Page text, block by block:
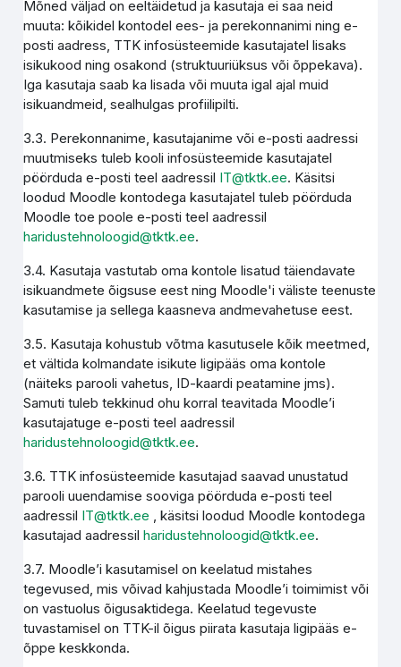
Mõned väljad on eeltäidetud ja kasutaja ei saa neid
muuta: kõikidel kontodel ees- ja perekonnanimi ning e-
posti aadress, TTK infosüsteemide kasutajatel lisaks
isikukood ning osakond (struktuuriüksus või õppekava).
Iga kasutaja saab ka lisada või muuta igal ajal muid
isikuandmeid, sealhulgas profiilipilti.
3.3. Perekonnanime, kasutajanime või e-posti aadressi
muutmiseks tuleb kooli infosüsteemide kasutajatel
pöörduda e-posti teel aadressil IT@tktk.ee. Käsitsi
loodud Moodle kontodega kasutajatel tuleb pöörduda
Moodle toe poole e-posti teel aadressil
haridustehnoloogid@tktk.ee.
3.4. Kasutaja vastutab oma kontole lisatud täiendavate
isikuandmete õigsuse eest ning Moodle'i väliste teenuste
kasutamise ja sellega kaasneva andmevahetuse eest.
3.5. Kasutaja kohustub võtma kasutusele kõik meetmed,
et vältida kolmandate isikute ligipääs oma kontole
(näiteks parooli vahetus, ID-kaardi peatamine jms).
Samuti tuleb tekkinud ohu korral teavitada Moodle’i
kasutajatuge e-posti teel aadressil
haridustehnoloogid@tktk.ee.
3.6. TTK infosüsteemide kasutajad saavad unustatud
parooli uuendamise sooviga pöörduda e-posti teel
aadressil IT@tktk.ee , käsitsi loodud Moodle kontodega
kasutajad aadressilharidustehnoloogid@tktk.ee.
3.7. Moodle’i kasutamisel on keelatud mistahes
tegevused, mis võivad kahjustada Moodle’i toimimist või
on vastuolus õigusaktidega. Keelatud tegevuste
tuvastamisel on TTK-il õigus piirata kasutaja ligipääs e-
õppe keskkonda.